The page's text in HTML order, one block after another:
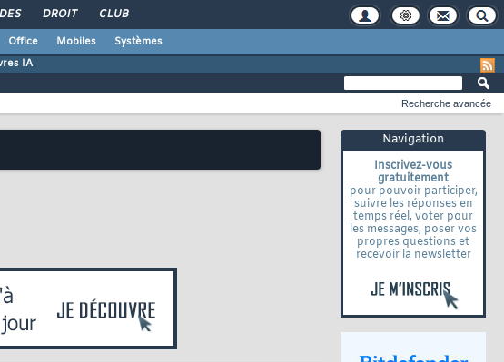
DROIT CLUB
Office Mobiles
Systèmes
IA
Navigation
Inscrivez-vous
gratuitement
pour pouvoir participer,
suivre les réponses en
temps réel, voter pour
les messages, poser vos
propres questions et
recevoir la newsletter
Recherche avancée